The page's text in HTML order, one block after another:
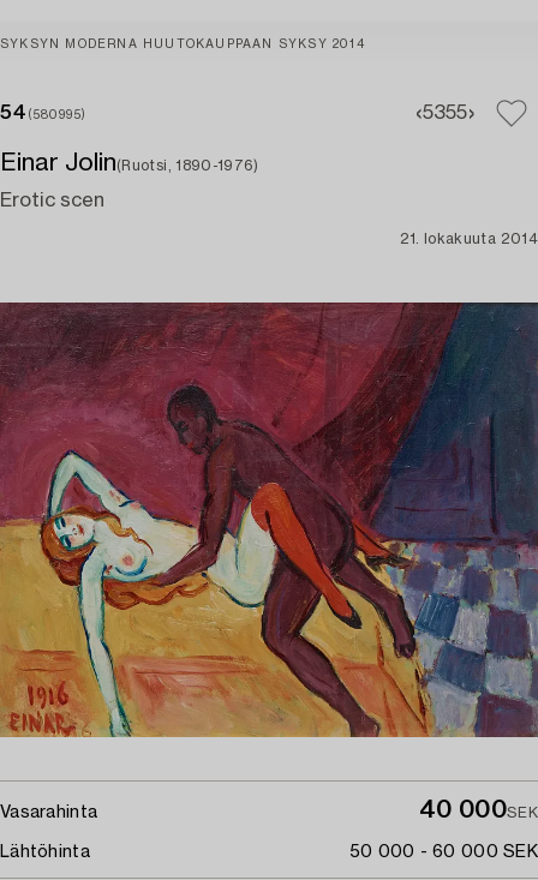
SYKSYN MODERNA HUUTOKAUPPAAN SYKSY 2014
54 (580995) 5355
Einar Jolin(Ruotsi, 1890-1976)
Erotic scen
21. lokakuuta 2014
Vasarahinta 40 000SEK
Lähtöhinta 50 000 - 60 000 SEK